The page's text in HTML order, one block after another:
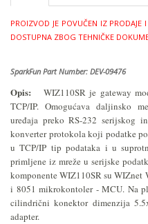
PROIZVOD JE POVUČEN IZ PRODAJE
DOSTUPNA ZBOG TEHNIČKE
SparkFun Part Number: DEV-09476
Opis:
WIZ110SR je gateway
TCP/IP. Omogućava daljinsko
uređaja preko RS-232 serijskog
konverter protokola koji podatke
u TCP/IP tip podataka i u
primljene iz mreže u serijske
komponente WIZ110SR su WIZnet
i 8051 mikrokontoler - MCU. Na
cilindrični konektor dimenzija
adapter.